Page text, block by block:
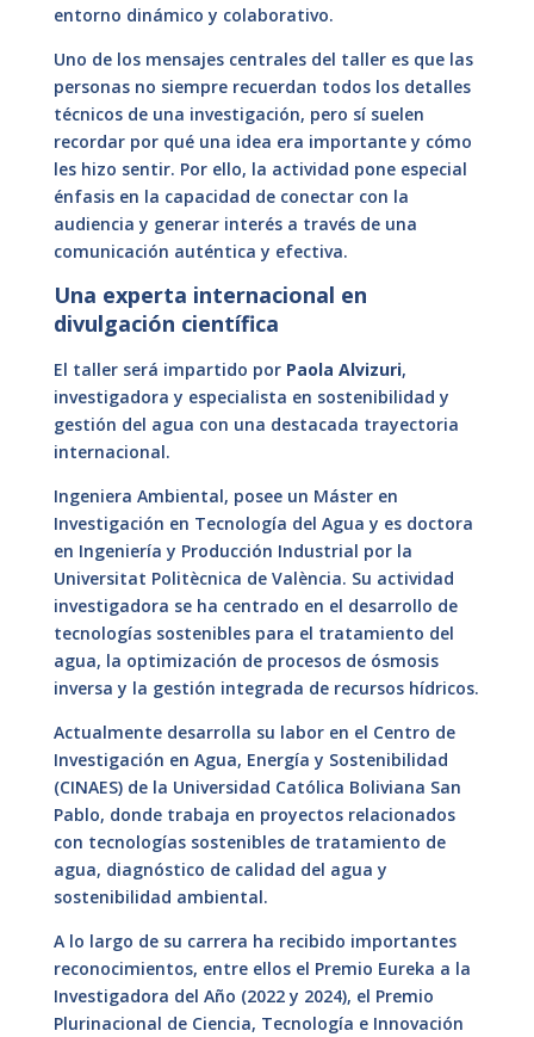
entorno dinámico y colaborativo.
Uno de los mensajes centrales del taller es que las
personas no siempre recuerdan todos los detalles
técnicos de una investigación, pero sí suelen
recordar por qué una idea era importante y cómo
les hizo sentir. Por ello, la actividad pone especial
énfasis en la capacidad de conectar con la
audiencia y generar interés a través de una
comunicación auténtica y efectiva.
Una experta internacional en
divulgación científica
El taller será impartido por Paola Alvizuri,
investigadora y especialista en sostenibilidad y
gestión del agua con una destacada trayectoria
internacional.
Ingeniera Ambiental, posee un Máster en
Investigación en Tecnología del Agua y es doctora
en Ingeniería y Producción Industrial por la
Universitat Politècnica de València. Su actividad
investigadora se ha centrado en el desarrollo de
tecnologías sostenibles para el tratamiento del
agua, la optimización de procesos de ósmosis
inversa y la gestión integrada de recursos hídricos.
Actualmente desarrolla su labor en el Centro de
Investigación en Agua, Energía y Sostenibilidad
(CINAES) de la Universidad Católica Boliviana San
Pablo, donde trabaja en proyectos relacionados
con tecnologías sostenibles de tratamiento de
agua, diagnóstico de calidad del agua y
sostenibilidad ambiental.
A lo largo de su carrera ha recibido importantes
reconocimientos, entre ellos el Premio Eureka a la
Investigadora del Año (2022 y 2024), el Premio
Plurinacional de Ciencia, Tecnología e Innovación